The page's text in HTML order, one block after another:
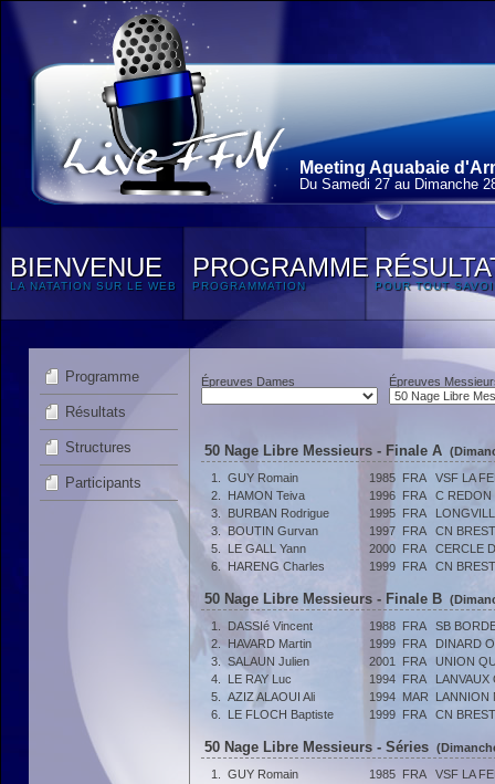
Meeting Aquabaie
Du Samedi 27 au Dimanche
BIENVENUE
LA NATATION SUR LE WEB
PROGRAMME
PROGRAMMATION POUR TOUT
Programme
Résultats
Structures
Participants
Épreuves Dames Épreuves
50 Nage Libre Messieurs - Finale A
1.
GUY Romain 1985 FRA
VSF LA
2.
HAMON Teiva 1996 FRA
C REDON
3.
BURBAN Rodrigue 1995 FRA
3.
BOUTIN Gurvan 1997 FRA
CN BREST
5.
LE GALL Yann 2000 FRA
CERCLE
6.
HARENG Charles 1999 FRA CN BREST
50 Nage Libre Messieurs - Finale B
1.
DASSIé Vincent 1988 FRA
SB
2.
HAVARD Martin 1999 FRA
DINARD
3.
SALAUN Julien 2001 FRA
UNION
4.
LE RAY Luc 1994 FRA
LANVAUX
5.
AZIZ ALAOUI Ali 1994 MAR
LANNION
6.
LE FLOCH Baptiste 1999 FRA CN BREST
50 Nage Libre Messieurs - Séries
1.
GUY Romain 1985 FRA
VSF LA